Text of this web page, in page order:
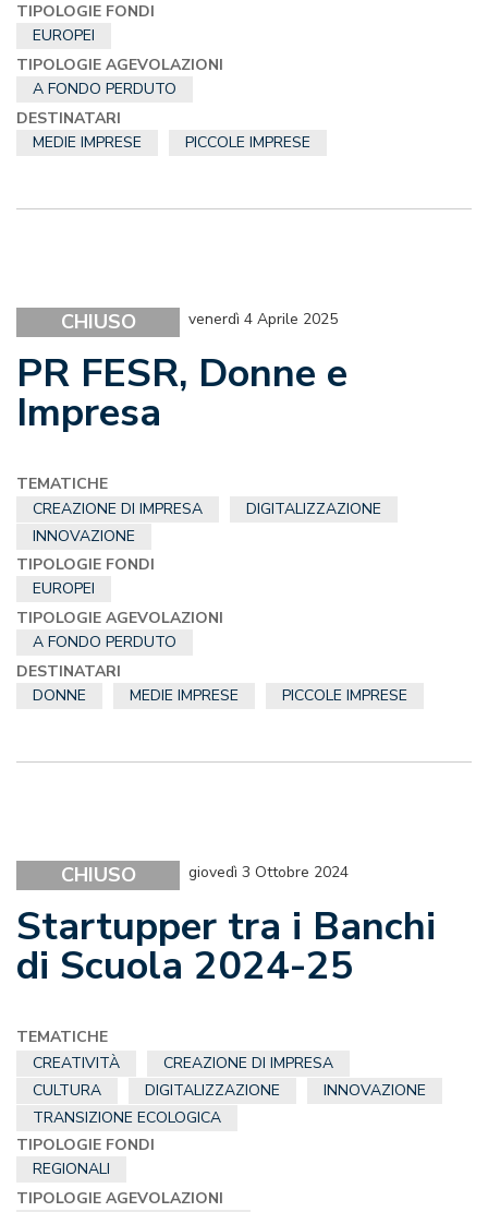
TIPOLOGIE FONDI
EUROPEI
TIPOLOGIE AGEVOLAZIONI
A FONDO PERDUTO
DESTINATARI
MEDIE IMPRESE
PICCOLE IMPRESE
CHIUSO venerdì 4 Aprile 2025
PR FESR, Donne e
Impresa
TEMATICHE
CREAZIONE DI IMPRESA
DIGITALIZZAZIONE
INNOVAZIONE
TIPOLOGIE FONDI
EUROPEI
TIPOLOGIE AGEVOLAZIONI
A FONDO PERDUTO
DESTINATARI
DONNE
MEDIE IMPRESE PICCOLE IMPRESE
CHIUSO giovedì 3 Ottobre 2024
Startupper tra i Banchi
di Scuola 2024-25
TEMATICHE
CREATIVITÀ
CREAZIONE DI IMPRESA
CULTURA
DIGITALIZZAZIONE
INNOVAZIONE
TRANSIZIONE ECOLOGICA
TIPOLOGIE FONDI
REGIONALI
TIPOLOGIE AGEVOLAZIONI